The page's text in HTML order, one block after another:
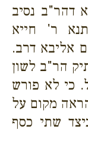
דהר"ב נסיב
ר' חייא
אליבא דרב.
הר"ב לשון
כי לא פורש
מקום על
שתי כסף